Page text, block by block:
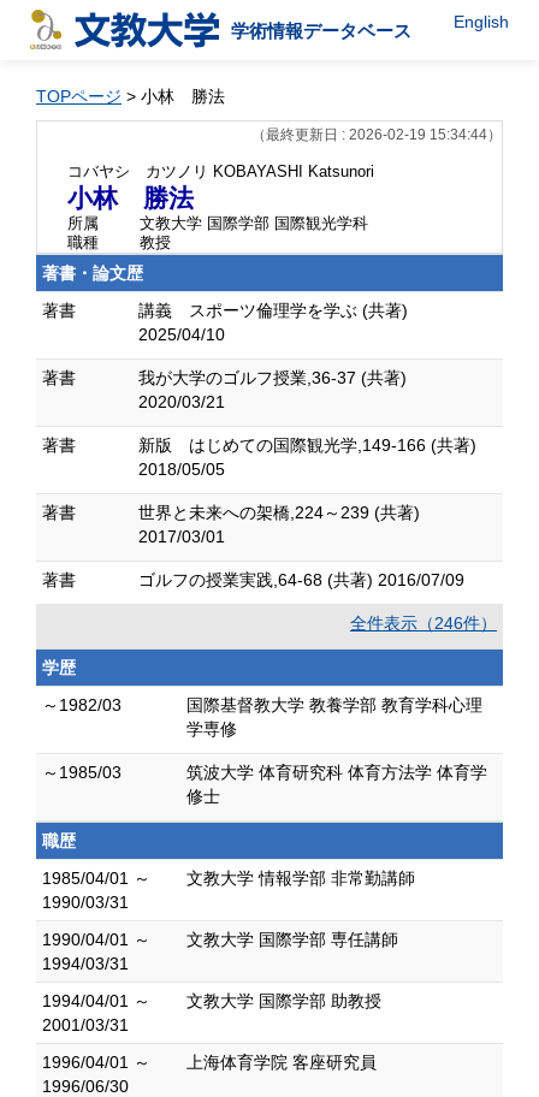
学術情報データベース English
TOPページ > 小林 勝法
（最終更新日 : 2026-02-19 15:34:44）
コバヤシ カツノリ KOBAYASHI Katsunori
小林 勝法
所属
文教大学 国際学部 国際観光学科
職種
教授
著書・論文歴
著書
講義 スポーツ倫理学を学ぶ (共著)
2025/04/10
著書
我が大学のゴルフ授業,36-37 (共著)
2020/03/21
著書
新版 はじめての国際観光学,149-166 (共著)
2018/05/05
著書
世界と未来への架橋,224～239 (共著)
2017/03/01
著書 ゴルフの授業実践,64-68 (共著) 2016/07/09
全件表示（246件）
学歴
～1982/03
国際基督教大学 教養学部 教育学科心理
学専修
～1985/03
筑波大学 体育研究科 体育方法学 体育学
修士
職歴
1985/04/01 ～
1990/03/31
文教大学 情報学部 非常勤講師
1990/04/01 ～
1994/03/31
文教大学 国際学部 専任講師
1994/04/01 ～
2001/03/31
文教大学 国際学部 助教授
1996/04/01 ～
1996/06/30
上海体育学院 客座研究員